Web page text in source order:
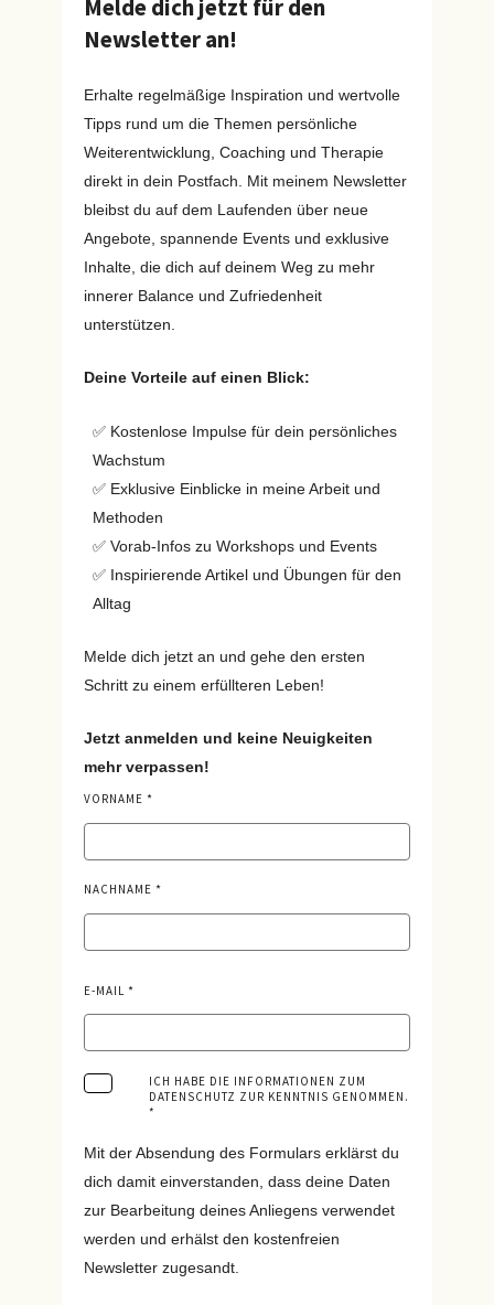
Melde dich jetzt für den
Newsletter an!
Erhalte regelmäßige Inspiration und wertvolle
Tipps rund um die Themen persönliche
Weiterentwicklung, Coaching und Therapie
direkt in dein Postfach. Mit meinem Newsletter
bleibst du auf dem Laufenden über neue
Angebote, spannende Events und exklusive
Inhalte, die dich auf deinem Weg zu mehr
innerer Balance und Zufriedenheit
unterstützen.
Deine Vorteile auf einen Blick:
✅ Kostenlose Impulse für dein persönliches
Wachstum
✅ Exklusive Einblicke in meine Arbeit und
Methoden
✅ Vorab-Infos zu Workshops und Events
✅ Inspirierende Artikel und Übungen für den
Alltag
Melde dich jetzt an und gehe den ersten
Schritt zu einem erfüllteren Leben!
Jetzt anmelden und keine Neuigkeiten
mehr verpassen!
VORNAME
NACHNAME
E-MAIL
ICH HABE DIE INFORMATIONEN ZUM
DATENSCHUTZ ZUR KENNTNIS GENOMMEN.
Mit der Absendung des Formulars erklärst du
dich damit einverstanden, dass deine Daten
zur Bearbeitung deines Anliegens verwendet
werden und erhälst den kostenfreien
Newsletter zugesandt.